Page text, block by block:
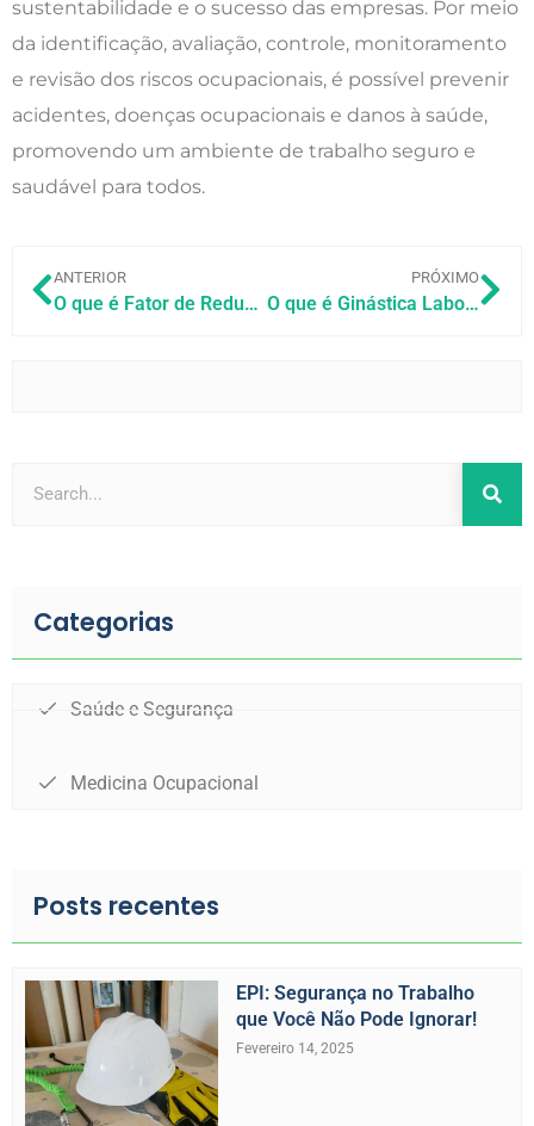
sustentabilidade e o sucesso das empresas. Por meio
da identificação, avaliação, controle, monitoramento
e revisão dos riscos ocupacionais, é possível prevenir
acidentes, doenças ocupacionais e danos à saúde,
promovendo um ambiente de trabalho seguro e
saudável para todos.
ANTERIOR
O que é Fator de Redução de Ruído (Protetor Auditivo)?
PRÓXIMO
O que é Ginástica Laboral?
Categorias
Saúde e Segurança
Medicina Ocupacional
Posts recentes
EPI: Segurança no Trabalho
que Você Não Pode Ignorar!
Fevereiro 14, 2025